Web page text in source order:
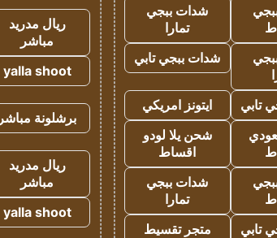
شدات ببجي
تمارا
شدات ببجي تابي
تابي
ايتونز امريكي
شحن يلا لودو
اقساط
شدات ببجي
تمارا
تابي
متجر تقسيط
ريال مدريد
مباشر
yalla shoot
برشلونة مباشر
ريال مدريد
مباشر
yalla shoot